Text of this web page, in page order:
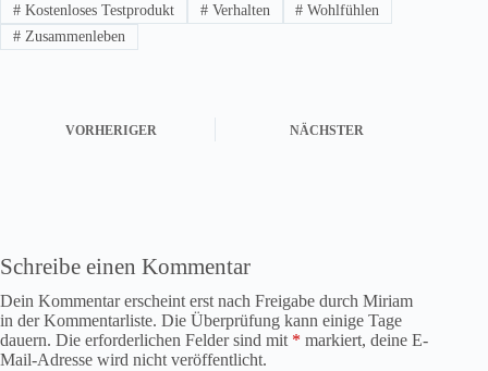
#Kostenloses Testprodukt #Verhalten # Wohlfühlen
#Zusammenleben
VORHERIGER NÄCHSTER
Schreibe einen Kommentar
Dein Kommentar erscheint erst nach Freigabe durch Miriam
in der Kommentarliste. Die Überprüfung kann einige Tage
dauern. Die erforderlichen Felder sind mit * markiert, deine E-
Mail-Adresse wird nicht veröffentlicht.